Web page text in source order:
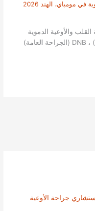
جراحة الأوعية
في مومباي، الهند 2026
والأوعية الدموية
والصدر MBBS ، MS (الجراحة العامة) ، DNB (الجراحة العامة)